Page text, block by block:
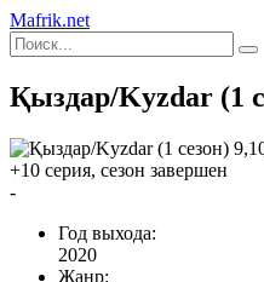
Mafrik.net
Қыздар/Kyzdar (1
+10 серия, сезон завершен
-
Год выхода:
2020
Жанр: